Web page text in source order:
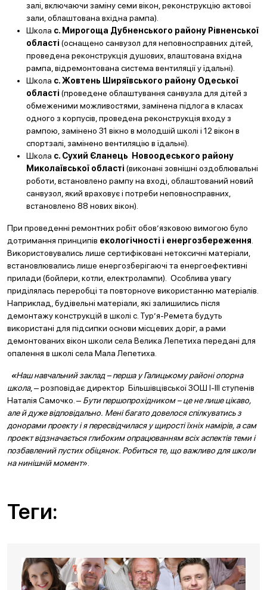
залі, включаючи заміну семи вікон, реконструкцію актової
зали, облаштована вхідна рампа).
Школа с. Мирогоща Дубненського району Рівненської
області (оснащено санвузол для неповносправних дітей,
проведена реконструкція душових, влаштована вхідна
рампа, відремонтована система вентиляції у їдальні).
Школа с. Жовтень Ширяївського району Одеської
області (проведене облаштування санвузла для дітей з
обмеженими можливостями, замінена підлога в класах
одного з корпусів, проведена реконструкція входу з
рампою, замінено 31 вікно в молодшій школі і 12 вікон в
спортзалі, замінено вентиляцію в їдальні).
Школа с. Сухий Єланець Новоодеського району
Миколаївської області (виконані зовнішні оздоблювальні
роботи, встановлено рампу на вході, облаштований новий
санвузол, який враховує і потреби неповносправних,
встановлено 88 нових вікон).
При проведенні ремонтних робіт обов’язковою вимогою було
дотримання принципів екологічності і енергозбереження
Використовувались лише сертифіковані нетоксичні матеріали,
встановлювались лише енергозберігаючі та енергоефективні
прилади (бойлери, котли, електролампи). Особлива увагу
приділялась переробці та повторноve використанню матеріалів.
Наприклад, будівельні матеріали, які залишились після
демонтажу конструкцій в школі с. Тур’я-Ремета будуть
використані для підсипки основи місцевих доріг, а рами
демонтованих вікон школи села Велика Лепетиха передані для
опалення в школі села Мала Лепетиха.
«Наш навчальний заклад – перша у Галицькому районі опорна
школа, ‒ розповідає директор Більшівцівської ЗОШ І-ІІІ ступенів
Наталія Самочко. ‒ Бути першопрохідником – це не лише цікаво,
але й дуже відповідально. Мені багато довелося спілкуватись з
донорами проекту і я пересвідчилася у щирості їхніх намірів, а сам
проект відзначається глибоким опрацюванням всіх аспектів теми і
позбавлений пустих обіцянок. Робиться те, що важливо для школи
на нинішній момент».
Теги: